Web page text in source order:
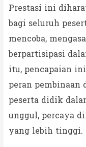
Prestasi ini
bagi seluruh
mencoba,
berpartisipasi
itu, pencapaian
peran pembinaan
peserta didik
unggul, percaya
yang lebih tinggi.